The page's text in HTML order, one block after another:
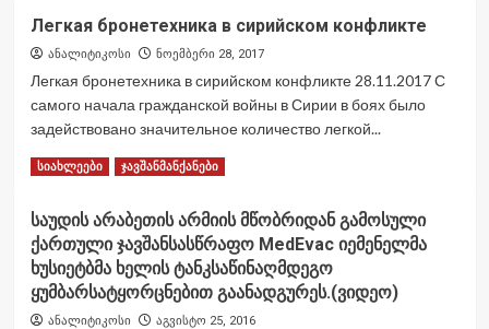
შვეიცარიის
არმიამ
ჯავშანმანქანები
შეიძინა.
Легкая бронетехника в сирийском конфликте
ანალიტიკოსი ნოემბერი 28, 2017
Легкая бронетехника в сирийском конфликте 28.11.2017 С
самого начала гражданской войны в Сирии в боях было
задействовано значительное количество легкой...
Read MoreRead
Легкая
бронетехника
в
сирийском
конфликте
სიახლეები ჯავშანმანქანები
საუდის არაბეთის არმიის მწობრიდან გამოსული
ქართული ჯავშანსასწრაფო MedEvac იემენელმა
ხუსიეტბმა ხელის ტანკსაწინაღმდეგო
ყუმბარსატყორცნებით გაანადგურეს.(ვიდეო)
ანალიტიკოსი აგვისტო 25, 2016